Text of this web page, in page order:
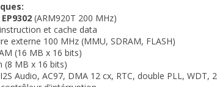
EP9302 (ARM920T 200 MHz)
et cache data
externe 100 MHz (MMU, SDRAM, FLASH)
(16 MB x 16 bits)
(8 MB x 16 bits)
Audio, AC97, DMA 12 cx, RTC, double PLL,